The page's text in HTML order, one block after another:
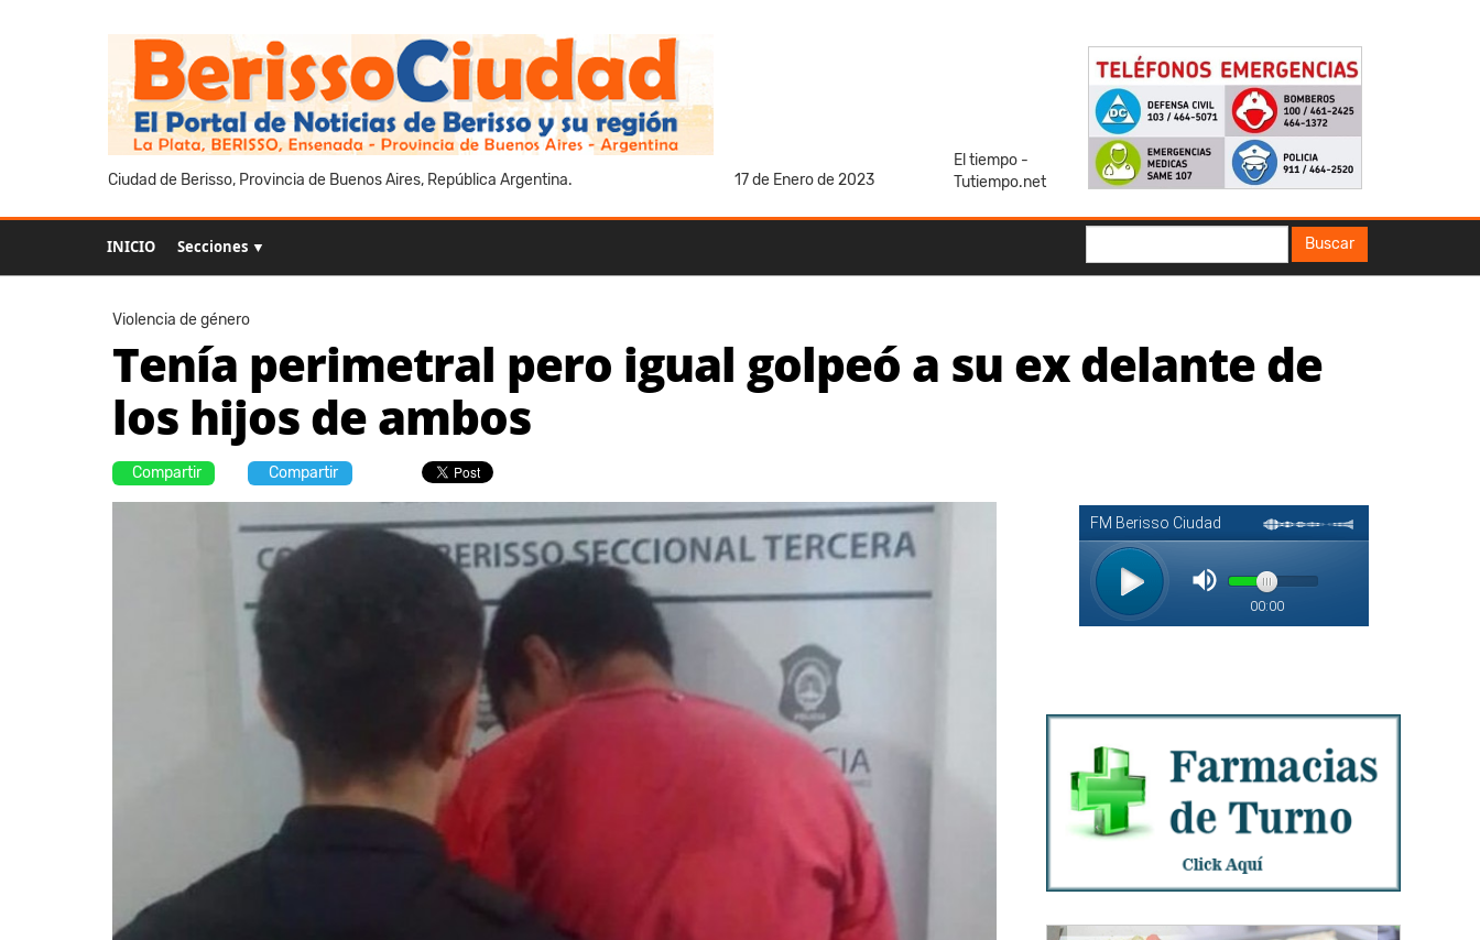
Ciudad de Berisso, Provincia de Buenos Aires, República Argentina. 17 de Enero de 2023
El tiempo -
Tutiempo.net
INICIO Secciones ▼ Buscar
Violencia de género
Tenía perimetral pero igual golpeó a su ex delante de
los hijos de ambos
Compartir Compartir